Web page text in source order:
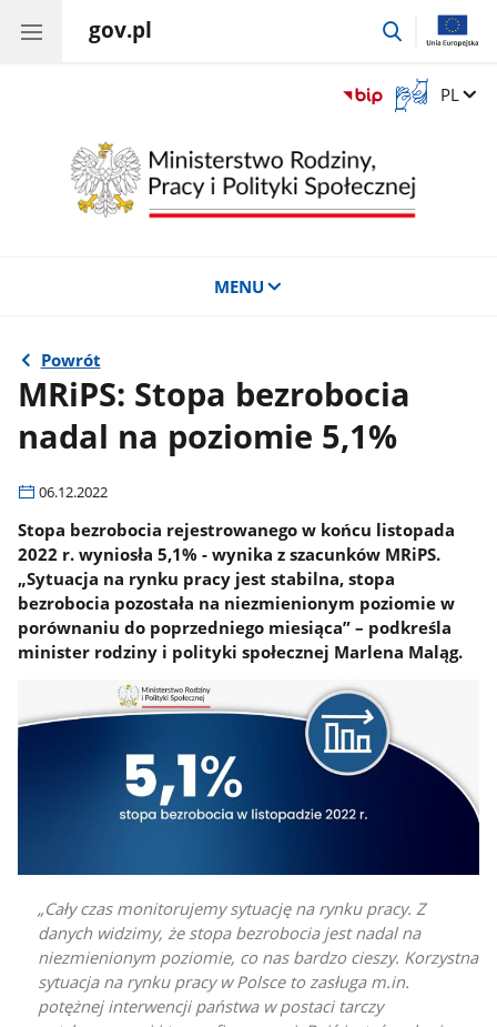
gov.pl
przejdź
Otwórz
okno
języka
migowego
Zmień
PL
MENU
Powrót
MRiPS: Stopa bezrobocia
nadal na poziomie 5,1%
06.12.2022
Stopa bezrobocia rejestrowanego w końcu listopada
2022 r. wyniosła 5,1% - wynika z szacunków MRiPS.
„Sytuacja na rynku pracy jest stabilna, stopa
bezrobocia pozostała na niezmienionym poziomie w
porównaniu do poprzedniego miesiąca” – podkreśla
minister rodziny i polityki społecznej Marlena Maląg.
Cały czas monitorujemy sytuację na rynku pracy. Z
danych widzimy, że stopa bezrobocia jest nadal na
niezmienionym poziomie, co nas bardzo cieszy. Korzystna
sytuacja na rynku pracy w Polsce to zasługa m.in.
potężnej interwencji państwa w postaci tarczy